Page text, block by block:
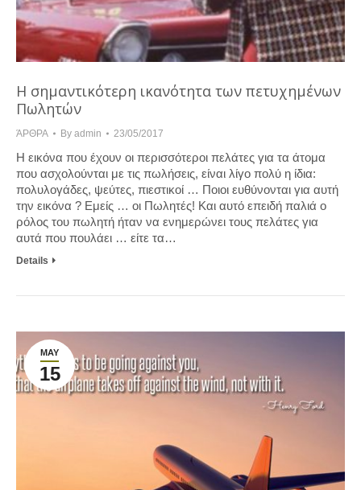
Η σημαντικότερη ικανότητα των πετυχημένων
Πωλητών
ΆΡΘΡΑ By admin 23/05/2017
Η εικόνα που έχουν οι περισσότεροι πελάτες για τα άτομα
που ασχολούνται με τις πωλήσεις, είναι λίγο πολύ η ίδια:
πολυλογάδες, ψεύτες, πιεστικοί … Ποιοι ευθύνονται για αυτή
την εικόνα ? Εμείς … οι Πωλητές! Και αυτό επειδή παλιά ο
ρόλος του πωλητή ήταν να ενημερώνει τους πελάτες για
αυτά που πουλάει … είτε τα…
Details
MAY
15